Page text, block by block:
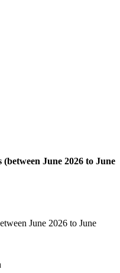
June 2026 to June
June 2026 to June